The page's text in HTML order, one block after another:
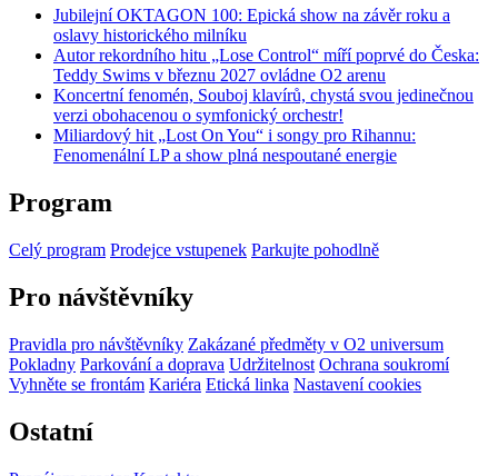
Jubilejní OKTAGON 100: Epická show na závěr roku a
oslavy historického milníku
Autor rekordního hitu „Lose Control“ míří poprvé do Česka:
Teddy Swims v březnu 2027 ovládne O2 arenu
Koncertní fenomén, Souboj klavírů, chystá svou jedinečnou
verzi obohacenou o symfonický orchestr!
Miliardový hit „Lost On You“ i songy pro Rihannu:
Fenomenální LP a show plná nespoutané energie
Program
Celý program Prodejce vstupenek Parkujte pohodlně
Pro návštěvníky
Pravidla pro návštěvníky Zakázané předměty v O2 universum
Pokladny Parkování a doprava Udržitelnost Ochrana soukromí
Vyhněte se frontám Kariéra Etická linka Nastavení cookies
Ostatní